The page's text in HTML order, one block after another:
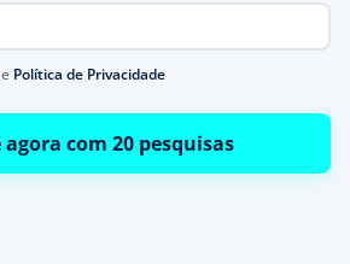
e Política de Privacidade
agora com 20 pesquisas